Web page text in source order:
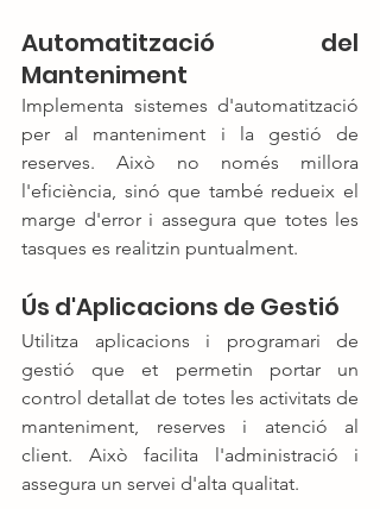
Automatització del
Manteniment
Implementa sistemes d'automatització
per al manteniment i la gestió de
reserves. Això no només millora
l'eficiència, sinó que també redueix el
marge d'error i assegura que totes les
tasques es realitzin puntualment.
Ús d'Aplicacions de Gestió
Utilitza aplicacions i programari de
gestió que et permetin portar un
control detallat de totes les activitats de
manteniment, reserves i atenció al
client. Això facilita l'administració i
assegura un servei d'alta qualitat.